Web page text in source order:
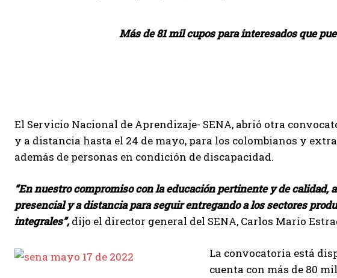
Más de 81 mil cupos para interesados que
El Servicio Nacional de Aprendizaje- SENA, abrió otra
y a distancia hasta el 24 de mayo, para los colombianos y
además de personas en condición de discapacidad.
“En nuestro compromiso con la educación pertinente y de
presencial y a distancia para seguir entregando a los sectores
integrales”,dijo el director general del SENA, Carlos Mario
La convocatoria está
cuenta con más de 80